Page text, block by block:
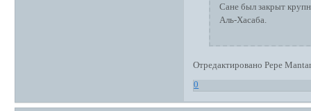
Сане был закрыт
Аль-Хасаба.
Отредактировано Pepe
0